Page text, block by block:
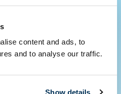
content and ads, to
and to analyse our traffic.
Show details